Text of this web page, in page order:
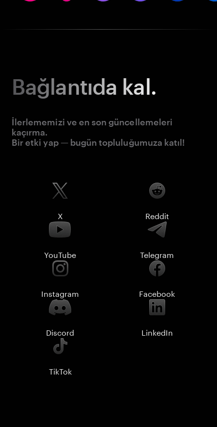
Bağlantıda kal.
İlerlememizi ve en son güncellemeleri
kaçırma.
Bir etki yap — bugün topluluğumuza katıl!
X Reddit
YouTube Telegram
Instagram Facebook
Discord LinkedIn
TikTok